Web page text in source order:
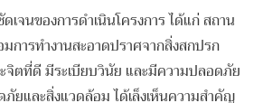
เจนของการดำเนินโครงการ ได้แก่ สถาน
การทำงานสะอาดปราศจากสิ่งสกปรก
ตที่ดี มีระเบียบวินัย และมีความปลอดภัย
ยและสิ่งแวดล้อม ได้เล็งเห็นความสำคัญ